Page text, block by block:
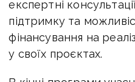
експертні
підтримку та
фінансування на
у своїх проєктах.